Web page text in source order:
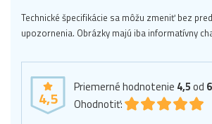
Technické špecifikácie sa môžu zmeniť bez
upozornenia. Obrázky majú iba informatívny
4,5
Priemerné hodnotenie 4,5od 6
Ohodnotiť: